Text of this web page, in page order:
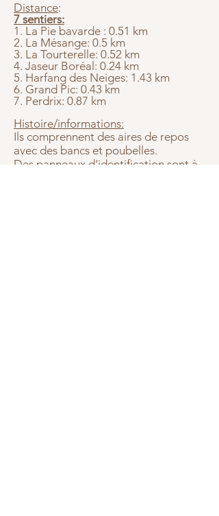
Distance:
7 sentiers:
1. La Pie bavarde : 0.51 km
2. La Mésange: 0.5 km
3. La Tourterelle: 0.52 km
4. Jaseur Boréal: 0.24 km
5. Harfang des Neiges: 1.43 km
6. Grand Pic: 0.43 km
7. Perdrix: 0.87 km
Histoire/informations:
Ils comprennent des aires de repos
avec des bancs et poubelles.
Des panneaux d'identification sont à